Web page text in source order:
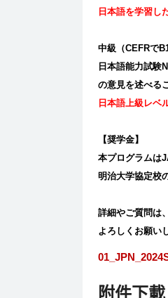
日本語を学習し
中級（CEFRで
日本語能力試験
の意見を述べる
日本語上級レベ
【奨学金】
本プログラムは
明治大学協定校
詳細やご質問は、
よろしくお願い
附件下載